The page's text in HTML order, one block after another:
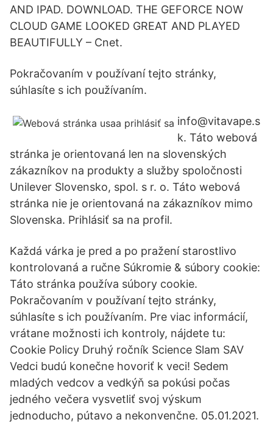
AND IPAD. DOWNLOAD. THE GEFORCE NOW
CLOUD GAME LOOKED GREAT AND PLAYED
BEAUTIFULLY – Cnet.
Pokračovaním v používaní tejto stránky,
súhlasíte s ich používaním.
info@vitavape.s
k. Táto webová
stránka je orientovaná len na slovenských
zákazníkov na produkty a služby spoločnosti
Unilever Slovensko, spol. s r. o. Táto webová
stránka nie je orientovaná na zákazníkov mimo
Slovenska. Prihlásiť sa na profil.
Každá várka je pred a po pražení starostlivo
kontrolovaná a ručne Súkromie & súbory cookie:
Táto stránka používa súbory cookie.
Pokračovaním v používaní tejto stránky,
súhlasíte s ich používaním. Pre viac informácií,
vrátane možnosti ich kontroly, nájdete tu:
Cookie Policy Druhý ročník Science Slam SAV
Vedci budú konečne hovoriť k veci! Sedem
mladých vedcov a vedkýň sa pokúsi počas
jedného večera vysvetliť svoj výskum
jednoducho, pútavo a nekonvenčne. 05.01.2021.